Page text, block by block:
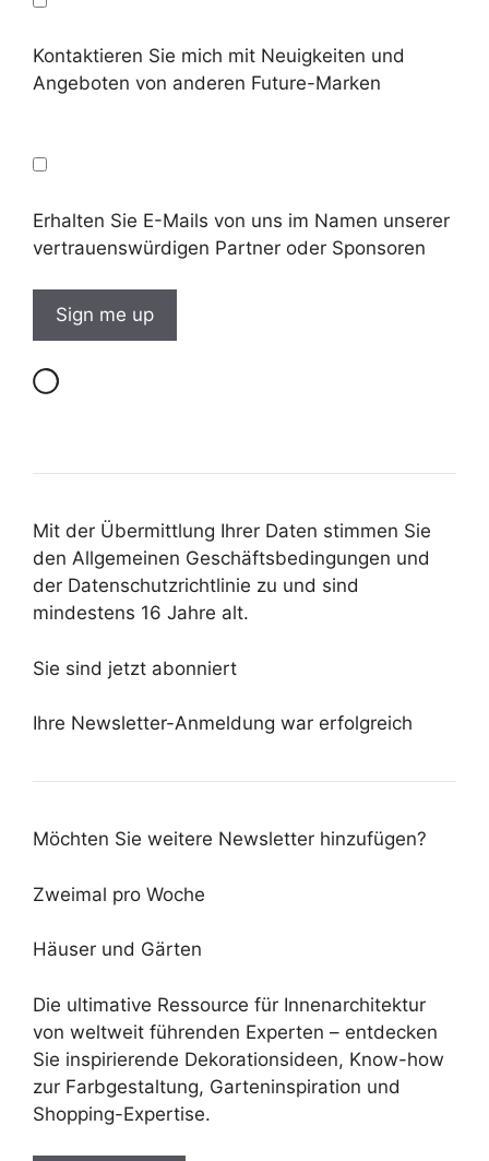
Kontaktieren Sie mich mit Neuigkeiten und
Angeboten von anderen Future-Marken
Erhalten Sie E-Mails von uns im Namen unserer
vertrauenswürdigen Partner oder Sponsoren
Mit der Übermittlung Ihrer Daten stimmen Sie
den Allgemeinen Geschäftsbedingungen und
der Datenschutzrichtlinie zu und sind
mindestens 16 Jahre alt.
Sie sind jetzt abonniert
Ihre Newsletter-Anmeldung war erfolgreich
Möchten Sie weitere Newsletter hinzufügen?
Zweimal pro Woche
Häuser und Gärten
Die ultimative Ressource für Innenarchitektur
von weltweit führenden Experten – entdecken
Sie inspirierende Dekorationsideen, Know-how
zur Farbgestaltung, Garteninspiration und
Shopping-Expertise.